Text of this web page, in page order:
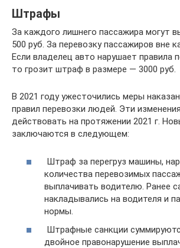
Штрафы
За каждого лишнего пассажира могут
500 руб. За перевозку пассажиров вне
Если владелец авто нарушает правила
то грозит штраф в размере — 3000 руб.
В 2021 году ужесточились меры
правил перевозки людей. Эти
действовать на протяжении 2021 г.
заключаются в следующем:
Штраф за перегруз машины,
количества перевозимых
выплачивать водителю. Ранее
накладывались на водителя и
нормы.
Штрафные санкции
двойное правонарушение